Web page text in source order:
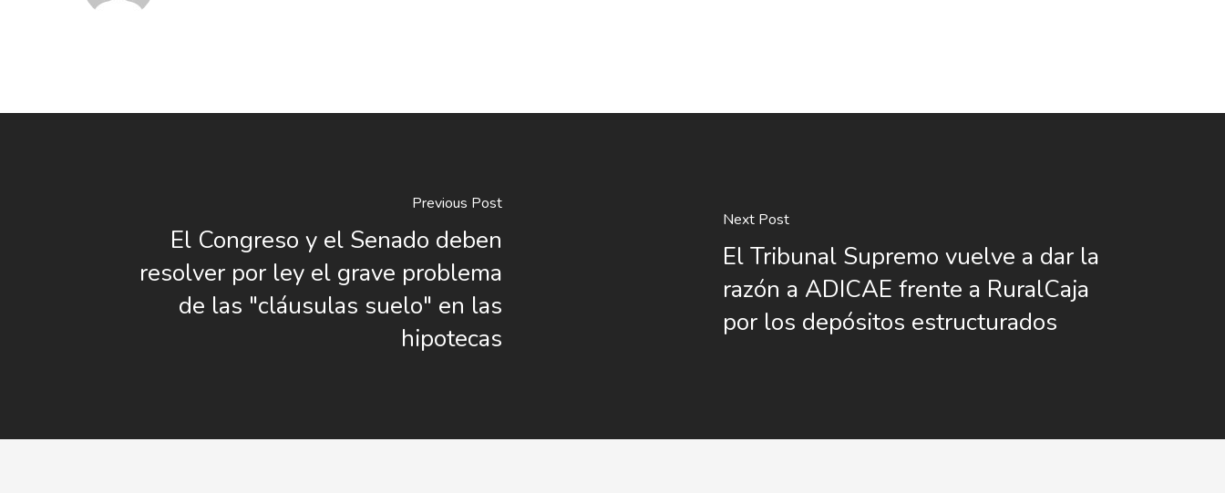
Previous Post
El Congreso y el Senado deben
resolver por ley el grave problema
de las "cláusulas suelo" en las
hipotecas
Next Post
El Tribunal Supremo vuelve a dar la
razón a ADICAE frente a RuralCaja
por los depósitos estructurados